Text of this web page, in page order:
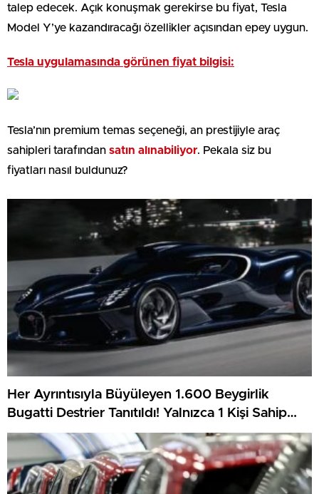
talep edecek. Açık konuşmak gerekirse bu fiyat, Tesla
Model Y’ye kazandıracağı özellikler açısından epey uygun.
Tesla uygulamasında görünen fiyat bilgisi:
Tesla’nın premium temas seçeneği, an prestijiyle araç
sahipleri tarafından satın alınabiliyor. Pekala siz bu
fiyatları nasıl buldunuz?
Her Ayrıntısıyla Büyüleyen 1.600 Beygirlik
Bugatti Destrier Tanıtıldı! Yalnızca 1 Kişi Sahip
Olacak